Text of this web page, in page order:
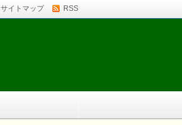
サイトマップ RSS